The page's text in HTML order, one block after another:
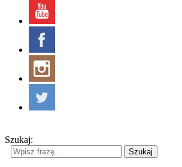
Szukaj:
Szukaj